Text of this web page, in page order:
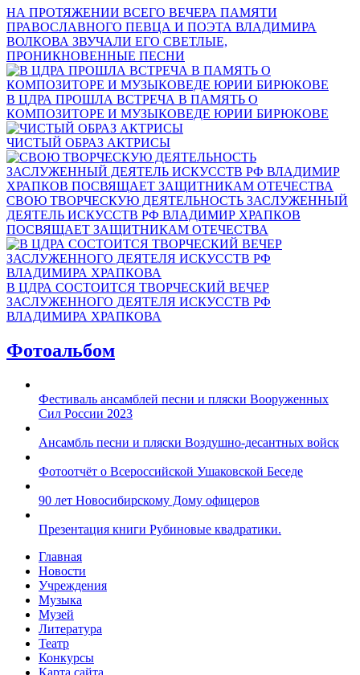
НА ПРОТЯЖЕНИИ ВСЕГО ВЕЧЕРА ПАМЯТИ
ПРАВОСЛАВНОГО ПЕВЦА И ПОЭТА ВЛАДИМИРА
ВОЛКОВА ЗВУЧАЛИ ЕГО СВЕТЛЫЕ,
ПРОНИКНОВЕННЫЕ ПЕСНИ
В ЦДРА ПРОШЛА ВСТРЕЧА В ПАМЯТЬ О
КОМПОЗИТОРЕ И МУЗЫКОВЕДЕ ЮРИИ БИРЮКОВЕ
ЧИСТЫЙ ОБРАЗ АКТРИСЫ
СВОЮ ТВОРЧЕСКУЮ ДЕЯТЕЛЬНОСТЬ ЗАСЛУЖЕННЫЙ
ДЕЯТЕЛЬ ИСКУССТВ РФ ВЛАДИМИР ХРАПКОВ
ПОСВЯЩАЕТ ЗАЩИТНИКАМ ОТЕЧЕСТВА
В ЦДРА СОСТОИТСЯ ТВОРЧЕСКИЙ ВЕЧЕР
ЗАСЛУЖЕННОГО ДЕЯТЕЛЯ ИСКУССТВ РФ
ВЛАДИМИРА ХРАПКОВА
Фотоальбом
Фестиваль ансамблей песни и пляски Вооруженных
Сил России 2023
Ансамбль песни и пляски Воздушно-десантных войск
Фотоотчёт о Всероссийской Ушаковской Беседе
90 лет Новосибирскому Дому офицеров
Презентация книги Рубиновые квадратики.
Главная
Новости
Учреждения
Музыка
Музей
Литература
Театр
Конкурсы
Карта сайта